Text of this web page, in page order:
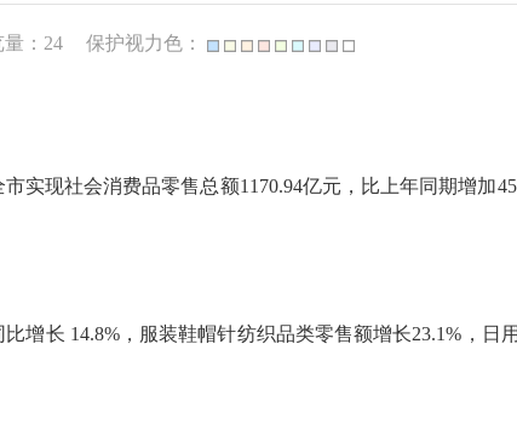
： 24 保护视力色：
现社会消费品零售总额1170.94亿元，比上年同期增加
长 14.8%，服装鞋帽针纺织品类零售额增长23.1%，日